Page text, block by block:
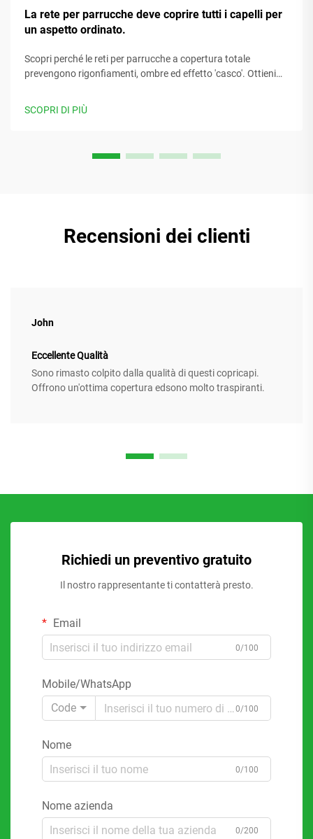
La rete per parrucche deve coprire tutti i capelli per
un aspetto ordinato.
Scopri perché le reti per parrucche a copertura totale
prevengono rigonfiamenti, ombre ed effetto 'casco'. Ottieni
professionali per l'applicazione. Scopri di più.
SCOPRI DI PIÙ
Recensioni dei clienti
John
Eccellente Qualità
Sono rimasto colpito dalla qualità di questi copricapi.
Offrono un'ottima copertura edsono molto traspiranti.
Richiedi un preventivo gratuito
Il nostro rappresentante ti contatterà presto.
Email
0/100
Mobile/WhatsApp
Code
0/100
Nome
0/100
Nome azienda
0/200